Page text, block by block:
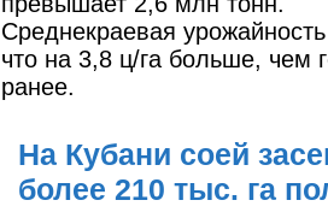
Среднекраевая
что на 3,8 ц/га больше, чем
ранее.
На Кубани соей
более 210 тыс. га